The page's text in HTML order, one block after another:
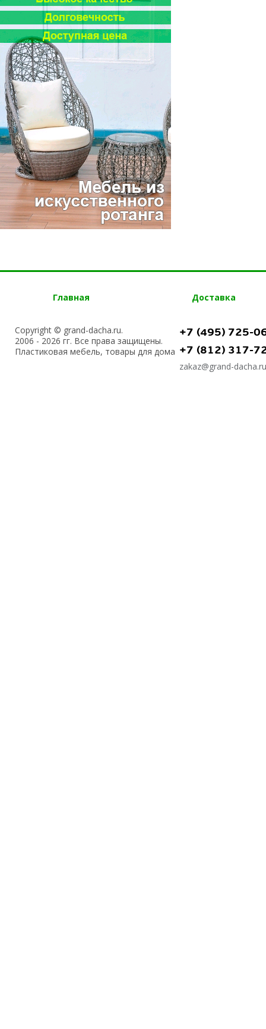
Главная Доставка
Copyright © grand-dacha.ru.
2006 - 2026 гг. Все права защищены.
Пластиковая мебель, товары для дома
+7 (495) 725-
+7 (812) 317-
zakaz@grand-dacha.ru